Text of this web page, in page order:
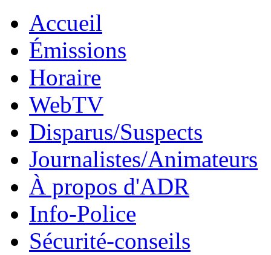
Accueil
Émissions
Horaire
WebTV
Disparus/Suspects
Journalistes/Animateurs
À propos d'ADR
Info-Police
Sécurité-conseils